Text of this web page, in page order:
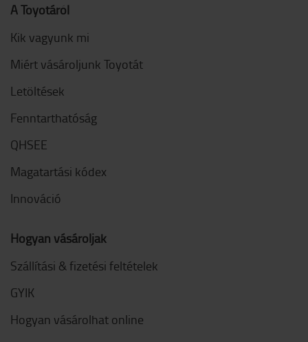
A Toyotáról
Kik vagyunk mi
Miért vásároljunk Toyotát
Letöltések
Fenntarthatóság
QHSEE
Magatartási kódex
Innováció
Hogyan vásároljak
Szállítási & fizetési feltételek
GYIK
Hogyan vásárolhat online